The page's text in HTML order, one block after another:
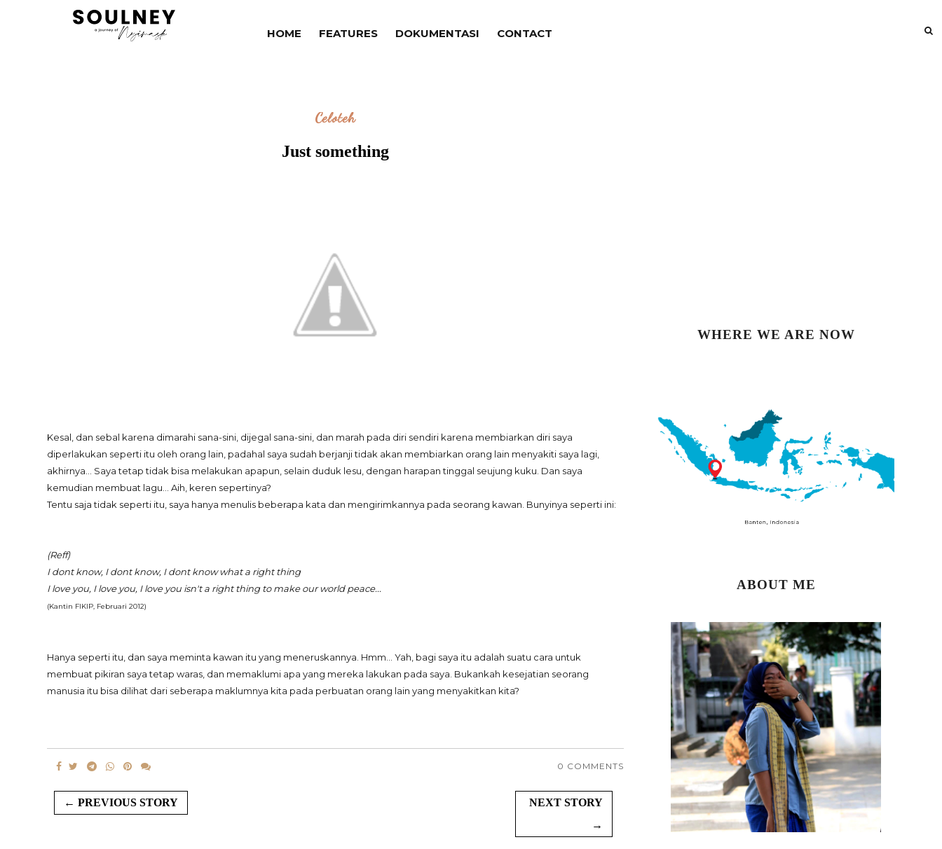
HOME FEATURES DOKUMENTASI CONTACT
Celoteh
Just something
Kesal, dan sebal karena dimarahi sana-sini, dijegal sana-sini, dan marah pada diri sendiri karena membiarkan diri saya
diperlakukan seperti itu oleh orang lain, padahal saya sudah berjanji tidak akan membiarkan orang lain menyakiti saya lagi,
akhirnya... Saya tetap tidak bisa melakukan apapun, selain duduk lesu, dengan harapan tinggal seujung kuku. Dan saya
kemudian membuat lagu... Aih, keren sepertinya?
Tentu saja tidak seperti itu, saya hanya menulis beberapa kata dan mengirimkannya pada seorang kawan. Bunyinya seperti ini:
(Reff)
I dont know, I dont know, I dont know what a right thing
I love you, I love you, I love you isn't a right thing to make our world peace...
(Kantin FIKIP, Februari 2012)
Hanya seperti itu, dan saya meminta kawan itu yang meneruskannya. Hmm... Yah, bagi saya itu adalah suatu cara untuk
membuat pikiran saya tetap waras, dan memaklumi apa yang mereka lakukan pada saya. Bukankah kesejatian seorang
manusia itu bisa dilihat dari seberapa maklumnya kita pada perbuatan orang lain yang menyakitkan kita?
0 COMMENTS
← PREVIOUS STORY
NEXT STORY
→
WHERE WE ARE NOW
ABOUT ME